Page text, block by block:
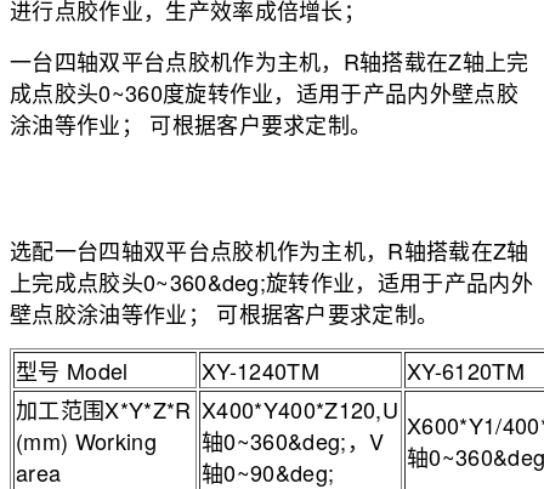
进行点胶作业，生产效率成倍增长；
一台四轴双平台点胶机作为主机，R轴搭载在Z轴上完
成点胶头0~360度旋转作业，适用于产品内外壁点胶
涂油等作业； 可根据客户要求定制。
选配一台四轴双平台点胶机作为主机，R轴搭载在Z轴
上完成点胶头0~360&deg;旋转作业，适用于产品内外
壁点胶涂油等作业； 可根据客户要求定制。
型号 Model
XY-1240TM
XY-6120TM
加工范围X*Y*Z*R
(mm) Working
area
X400*Y400*Z120,U
轴0~360&deg;，V
轴0~90&deg;
X600*Y1/
轴